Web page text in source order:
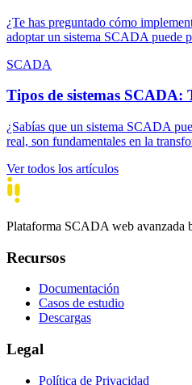
¿Te has preguntado cómo
adoptar un sistema SCADA puede
SCADA
Tipos de sistemas SCADA:
¿Sabías que un sistema SCADA
real, son fundamentales en la
Ver todos los artículos
Plataforma SCADA web avanzada
Recursos
Documentación
Casos de estudio
Descargas
Legal
Política de Privacidad